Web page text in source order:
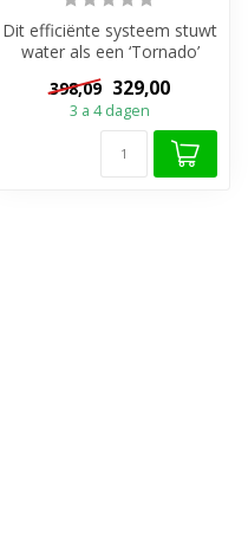
Dit efficiënte systeem stuwt
water als een ‘Tornado’
grondi...
398,09 329,00
3 a 4 dagen